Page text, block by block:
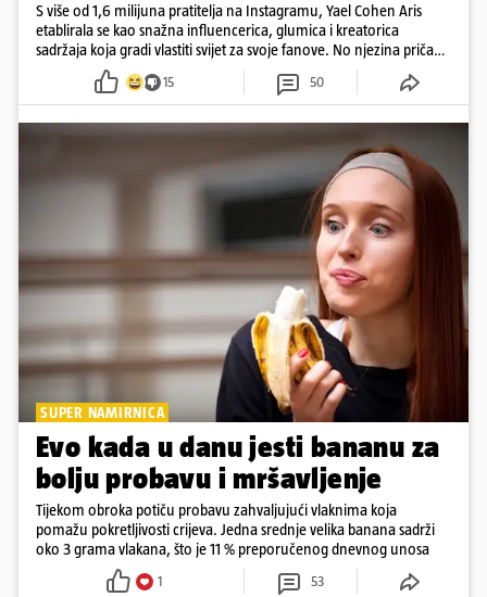
S više od 1,6 milijuna pratitelja na Instagramu, Yael Cohen Aris
etablirala se kao snažna influencerica, glumica i kreatorica
sadržaja koja gradi vlastiti svijet za svoje fanove. No njezina priča
pokazuje da online slava dolazi i s neočekivanim izazovima
15 50
SUPER NAMIRNICA
Evo kada u danu jesti bananu za
bolju probavu i mršavljenje
Tijekom obroka potiču probavu zahvaljujući vlaknima koja
pomažu pokretljivosti crijeva. Jedna srednje velika banana sadrži
oko 3 grama vlakana, što je 11 % preporučenog dnevnog unosa
1 53